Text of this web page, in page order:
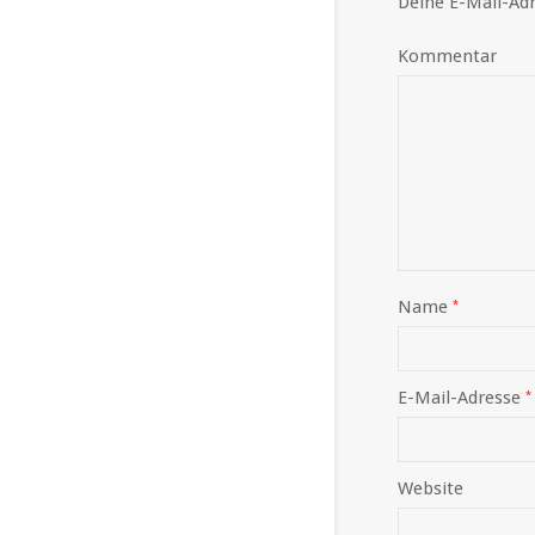
Kommentar
Name*
E-Mail-Adresse*
Website